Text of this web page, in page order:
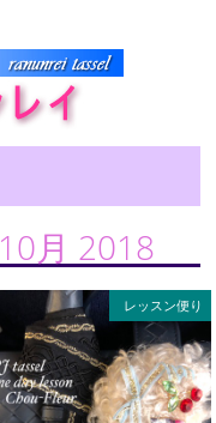
10月 2018
レッスン便り